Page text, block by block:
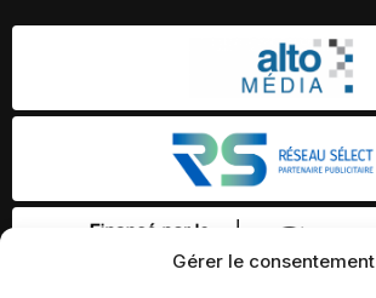
Gérer le consentement